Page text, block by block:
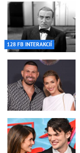
128 FB INTERAKCIÍ